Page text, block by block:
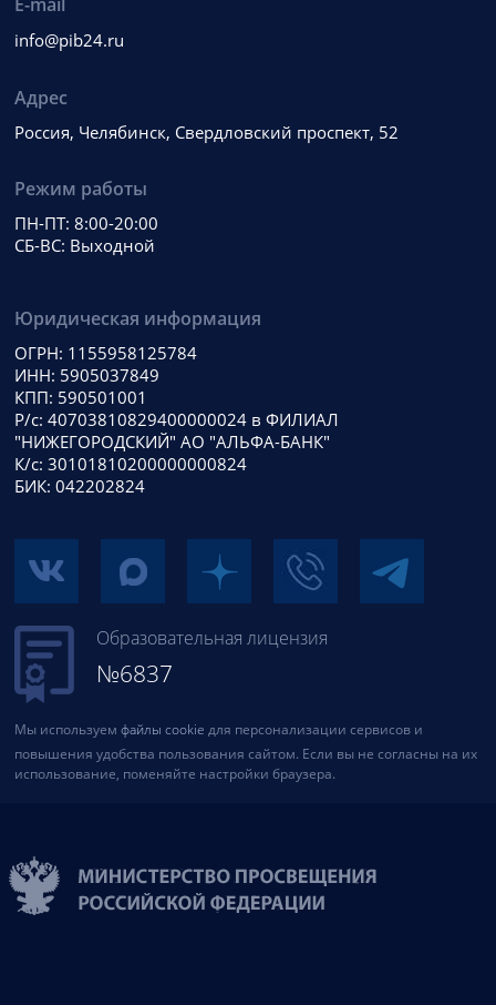
info@pib24.ru
Адрес
Россия, Челябинск, Свердловский проспект, 52
Режим работы
ПН-ПТ: 8:00-20:00
СБ-ВС: Выходной
Юридическая информация
ОГРН: 1155958125784
ИНН: 5905037849
КПП: 590501001
Р/с: 40703810829400000024 в ФИЛИАЛ
"НИЖЕГОРОДСКИЙ" АО "АЛЬФА-БАНК"
К/с: 30101810200000000824
БИК: 042202824
Образовательная лицензия
№6837
Мы используем файлы cookie для персонализации сервисов и
повышения удобства пользования сайтом. Если вы не согласны на их
использование, поменяйте настройки браузера.